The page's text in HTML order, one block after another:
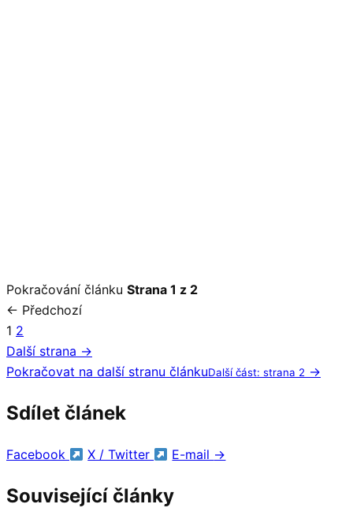
Pokračování článku Strana 1 z 2
← Předchozí
1 2
Další strana →
Pokračovat na další stranu článkuDalší část: strana 2 →
Sdílet článek
Facebook X / Twitter E-mail →
Související články